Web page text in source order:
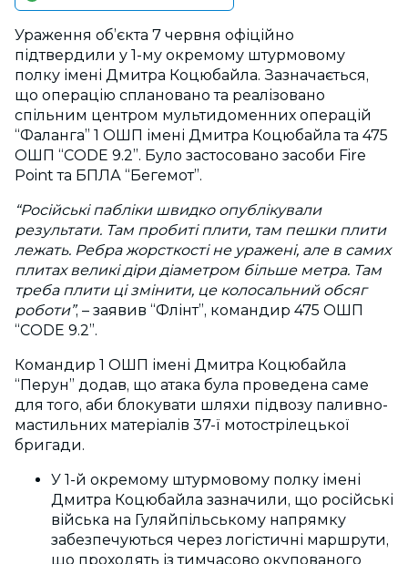
Ураження об’єкта 7 червня офіційно
підтвердили у 1-му окремому штурмовому
полку імені Дмитра Коцюбайла. Зазначається,
що операцію сплановано та реалізовано
спільним центром мультидоменних операцій
“Фаланга” 1 ОШП імені Дмитра Коцюбайла та 475
ОШП “CODE 9.2”. Було застосовано засоби Fire
Point та БПЛА “Бегемот”.
“Російські пабліки швидко опублікували
результати. Там пробиті плити, там пешки плити
лежать. Ребра жорсткості не уражені, але в самих
плитах великі діри діаметром більше метра. Там
треба плити ці змінити, це колосальний обсяг
роботи”, – заявив “Флінт”, командир 475 ОШП
“CODE 9.2”.
Командир 1 ОШП імені Дмитра Коцюбайла
“Перун” додав, що атака була проведена саме
для того, аби блокувати шляхи підвозу паливно-
мастильних матеріалів 37-ї мотострілецької
бригади.
У 1-й окремому штурмовому полку імені
Дмитра Коцюбайла зазначили, що російські
війська на Гуляйпільському напрямку
забезпечуються через логістичні маршрути,
що проходять із тимчасово окупованого